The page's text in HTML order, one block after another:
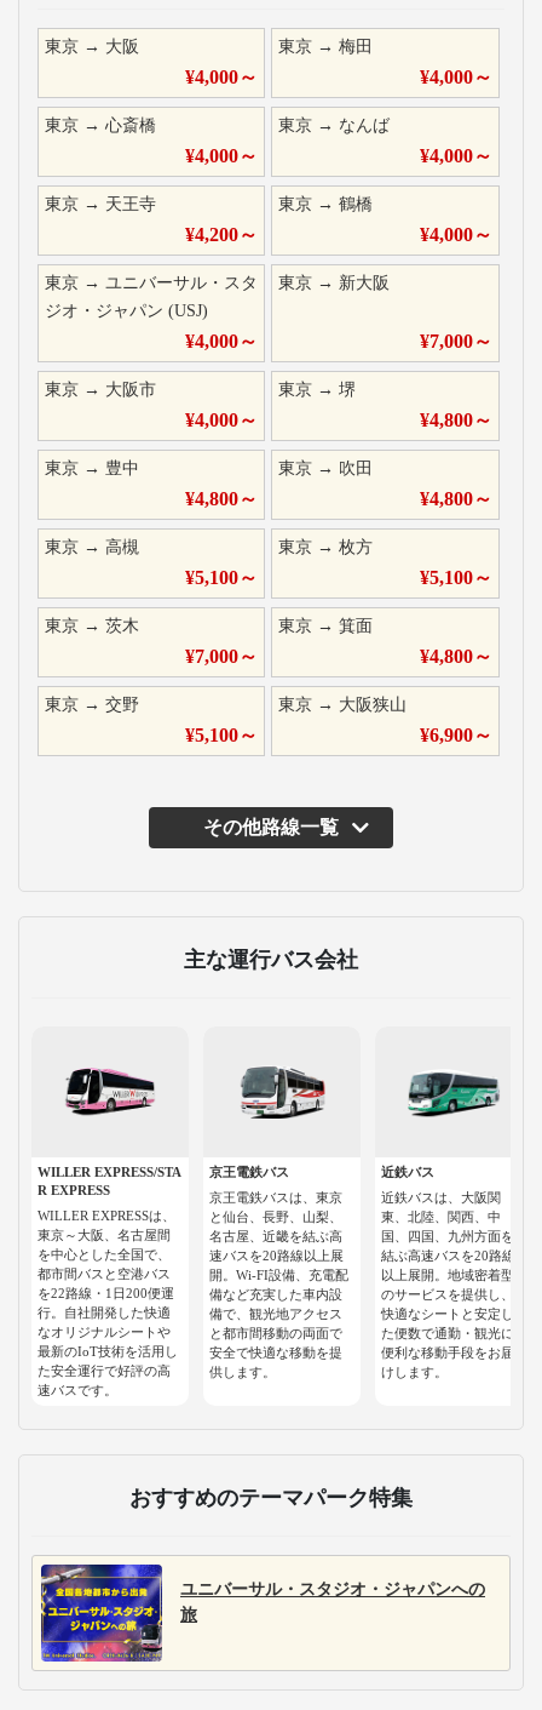
東京 → 大阪
¥4,000～
東京 →梅田
¥4,000～
東京 → 心斎橋
¥4,000～
東京 → なんば
¥4,000～
東京 → 天王寺
¥4,200～
東京 →鶴橋
¥4,000～
東京 → ユニバーサル・スタ
ジオ・ジャパン (USJ)
¥4,000～
東京 → 新大阪
¥7,000～
東京 → 大阪市
¥4,000～
東京 →堺
¥4,800～
東京 → 豊中
¥4,800～
東京 → 吹田
¥4,800～
東京 → 高槻
¥5,100～
東京 →枚方
¥5,100～
東京 → 茨木
¥7,000～
東京 →箕面
¥4,800～
東京 → 交野
¥5,100～
東京 → 大阪狭山
¥6,900～
その他路線一覧
主な運行バス会社
WILLER EXPRESS/STA
R EXPRESS
WILLER EXPRESSは、
東京～大阪、名古屋間
を中心とした全国で、
都市間バスと空港バス
を22路線・1日200便運
行。自社開発した快適
なオリジナルシートや
最新のIoT技術を活用し
た安全運行で好評の高
速バスです。
京王電鉄バス
京王電鉄バスは、東京
と仙台、長野、山梨、
名古屋、近畿を結ぶ高
速バスを20路線以上展
開。Wi-FI設備、充電配
備など充実した車内設
備で、観光地アクセス
と都市間移動の両面で
安全で快適な移動を提
供します。
近鉄バス
近鉄バスは、大阪関
東、北陸、関西、中
国、四国、九州方面を
結ぶ高速バスを20路線
以上展開。地域密着型
のサービスを提供し、
快適なシートと安定し
た便数で通勤・観光に
便利な移動手段をお届
けします。
おすすめのテーマパーク特集
ユニバーサル・スタジオ・ジャパンへの
旅